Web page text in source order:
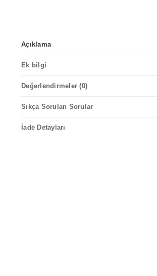
Açıklama
Ek bilgi
Değerlendirmeler (0)
Sıkça Sorulan Sorular
İade Detayları